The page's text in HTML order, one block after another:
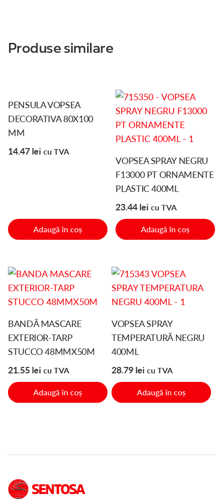
Produse similare
PENSULA VOPSEA
DECORATIVA 80X100
MM
14.47 lei cu TVA
Adaugă în coș
VOPSEA SPRAY NEGRU
F13000 PT ORNAMENTE
PLASTIC 400ML
23.44 lei cu TVA
Adaugă în coș
BANDĂ MASCARE
EXTERIOR-TARP
STUCCO 48MMX50M
21.55 lei cu TVA
Adaugă în coș
VOPSEA SPRAY
TEMPERATURĂ NEGRU
400ML
28.79 lei cu TVA
Adaugă în coș